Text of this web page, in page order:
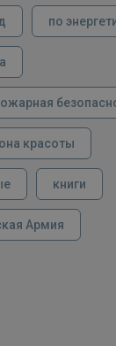
по
красоты
книги
Армия